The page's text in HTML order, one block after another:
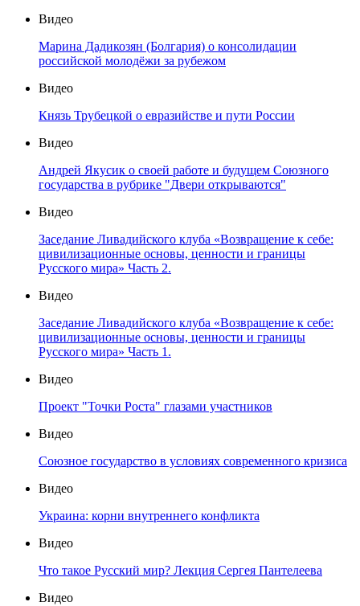
Видео
Марина Дадикозян (Болгария) о консолидации
российской молодёжи за рубежом
Видео
Князь Трубецкой о евразийстве и пути России
Видео
Андрей Якусик о своей работе и будущем Союзного
государства в рубрике "Двери открываются"
Видео
Заседание Ливадийского клуба «Возвращение к себе:
цивилизационные основы, ценности и границы
Русского мира» Часть 2.
Видео
Заседание Ливадийского клуба «Возвращение к себе:
цивилизационные основы, ценности и границы
Русского мира» Часть 1.
Видео
Проект "Точки Роста" глазами участников
Видео
Союзное государство в условиях современного кризиса
Видео
Украина: корни внутреннего конфликта
Видео
Что такое Русский мир? Лекция Сергея Пантелеева
Видео